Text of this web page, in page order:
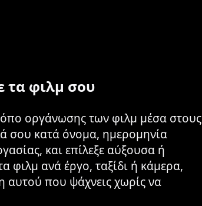
τα φιλμ σου
οργάνωσης των φιλμ μέσα στους
σου κατά όνομα, ημερομηνία
και επίλεξε αύξουσα ή
φιλμ ανά έργο, ταξίδι ή κάμερα,
αυτού που ψάχνεις χωρίς να